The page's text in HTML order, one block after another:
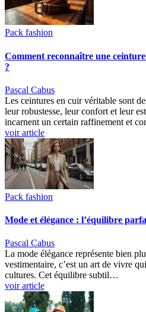
Pack fashion
Comment reconnaître une
?
Pascal Cabus
Les ceintures en cuir véritable sont
leur robustesse, leur confort et leur
incarnent un certain raffinement et
voir article
Pack fashion
Mode et élégance : l’équilibre
Pascal Cabus
La mode élégance représente bien
vestimentaire, c’est un art de vivre
cultures. Cet équilibre subtil…
voir article